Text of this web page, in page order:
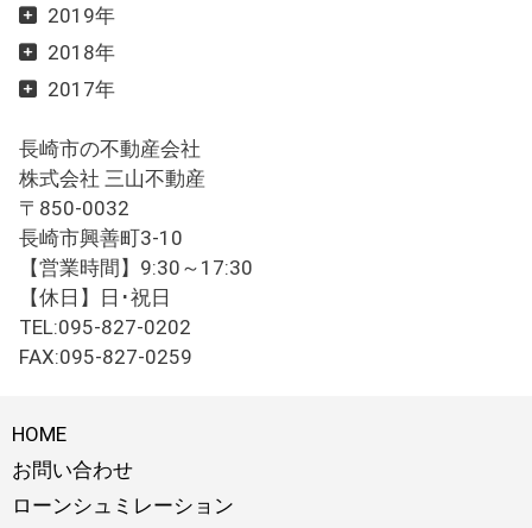
2019年
2018年
2017年
長崎市の不動産会社
株式会社 三山不動産
〒850-0032
長崎市興善町3-10
【営業時間】9:30～17:30
【休日】日･祝日
TEL:095-827-0202
FAX:095-827-0259
HOME
お問い合わせ
ローンシュミレーション